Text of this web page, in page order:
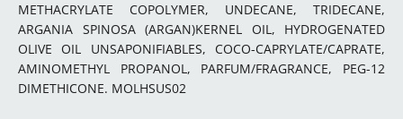
METHACRYLATE COPOLYMER, UNDECANE, TRIDECANE,
ARGANIA SPINOSA (ARGAN)KERNEL OIL, HYDROGENATED
OLIVE OIL UNSAPONIFIABLES, COCO-CAPRYLATE/CAPRATE,
AMINOMETHYL PROPANOL, PARFUM/FRAGRANCE, PEG-12
DIMETHICONE. MOLHSUS02